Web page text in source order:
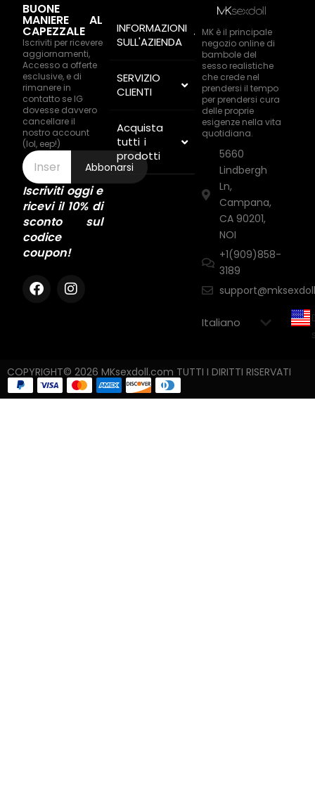
BUONE
MANIERE AL
CAPEZZALE
Iscriviti per ricevere
aggiornamenti,
Accesso a offerte
esclusive, e di
rimanere in
contatto se IG
dovesse davvero
cancellare il
nostro account
(lol, eep!)
Abbonarsi
Iscriviti oggi e
ricevi il 10% di
sconto sul
codice
coupon!
INFORMAZIONI
SULL'AZIENDA
SERVIZIO
CLIENTI
Acquista
tutti i
prodotti
MK è il principale
negozio online di
bambole del
sesso realistiche
che crede nel
prendersi il tempo
per prendersi cura
delle proprie
esigenze nella vita
quotidiana.
5660
Lindbergh
Ln,
Campana,
CA 90201,
NOI
+1(909)858-
3189
COPYRIGHT© 2026 MKsexdoll.com TUTTI I DIRITTI RISERVATI